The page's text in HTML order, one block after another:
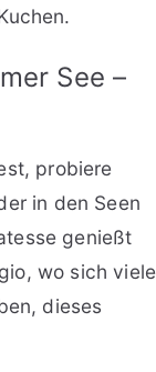
See –
probiere
in den Seen
genießt
wo sich viele
dieses